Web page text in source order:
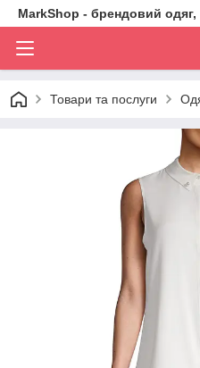
MarkShop - брендовий одяг,
Товари та послуги